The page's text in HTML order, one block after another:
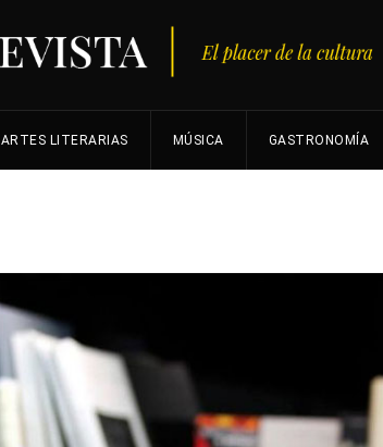
ARTES LITERARIAS MÚSICA GASTRONOMÍA